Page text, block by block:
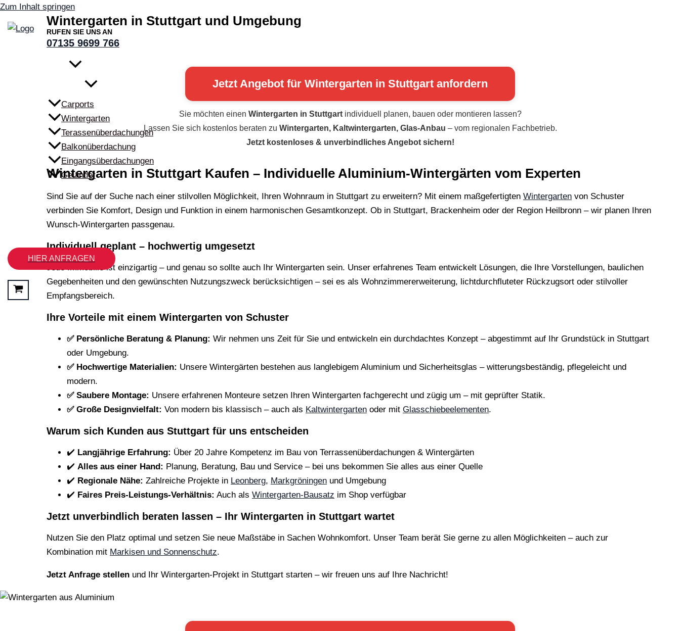
Zum Inhalt springen
Carports
Wintergarten
Terassenüberdachungen
Balkonüberdachung
Eingangsüberdachungen
Geländer
HIER ANFRAGEN
Wintergarten in Stuttgart und Umgebung
RUFEN SIE UNS AN
07135 9699 766
Jetzt Angebot für Wintergarten in Stuttgart anfordern
Sie möchten einen Wintergarten in Stuttgartindividuell planen, bauen oder montieren lassen?
Lassen Sie sich kostenlos beraten zu Wintergarten, Kaltwintergarten, Glas-Anbau – vom regionalen Fachbetrieb.
Jetzt kostenloses & unverbindliches Angebot sichern!
Wintergarten in Stuttgart Kaufen – Individuelle Aluminium-Wintergärten vom Experten
Sind Sie auf der Suche nach einer stilvollen Möglichkeit, Ihren Wohnraum in Stuttgart zu erweitern? Mit einem maßgefertigten Wintergarten von Schuster
verbinden Sie Komfort, Design und Funktion in einem harmonischen Gesamtkonzept. Ob in Stuttgart, Brackenheim oder der Region Heilbronn – wir planen Ihren
Wunsch-Wintergarten passgenau.
Individuell geplant – hochwertig umgesetzt
Jede Immobilie ist einzigartig – und genau so sollte auch Ihr Wintergarten sein. Unser erfahrenes Team entwickelt Lösungen, die Ihre Vorstellungen, baulichen
Gegebenheiten und den gewünschten Nutzungszweck berücksichtigen – sei es als Wohnzimmererweiterung, lichtdurchfluteter Rückzugsort oder stilvoller
Empfangsbereich.
Ihre Vorteile mit einem Wintergarten von Schuster
✅ Persönliche Beratung & Planung: Wir nehmen uns Zeit für Sie und entwickeln ein durchdachtes Konzept – abgestimmt auf Ihr Grundstück in Stuttgart
oder Umgebung.
✅ Hochwertige Materialien: Unsere Wintergärten bestehen aus langlebigem Aluminium und Sicherheitsglas – witterungsbeständig, pflegeleicht und
modern.
✅ Saubere Montage: Unsere erfahrenen Monteure setzen Ihren Wintergarten fachgerecht und zügig um – mit geprüfter Statik.
✅ Große Designvielfalt: Von modern bis klassisch – auch als Kaltwintergarten oder mit Glasschiebeelementen.
Warum sich Kunden aus Stuttgart für uns entscheiden
✔️ Langjährige Erfahrung: Über 20 Jahre Kompetenz im Bau von Terrassenüberdachungen & Wintergärten
✔️ Alles aus einer Hand: Planung, Beratung, Bau und Service – bei uns bekommen Sie alles aus einer Quelle
✔️ Regionale Nähe: Zahlreiche Projekte in Leonberg, Markgröningen und Umgebung
✔️ Faires Preis-Leistungs-Verhältnis: Auch als Wintergarten-Bausatz im Shop verfügbar
Jetzt unverbindlich beraten lassen – Ihr Wintergarten in Stuttgart wartet
Nutzen Sie den Platz optimal und setzen Sie neue Maßstäbe in Sachen Wohnkomfort. Unser Team berät Sie gerne zu allen Möglichkeiten – auch zur
Kombination mit Markisen und Sonnenschutz.
Jetzt Anfrage stellen und Ihr Wintergarten-Projekt in Stuttgart starten – wir freuen uns auf Ihre Nachricht!